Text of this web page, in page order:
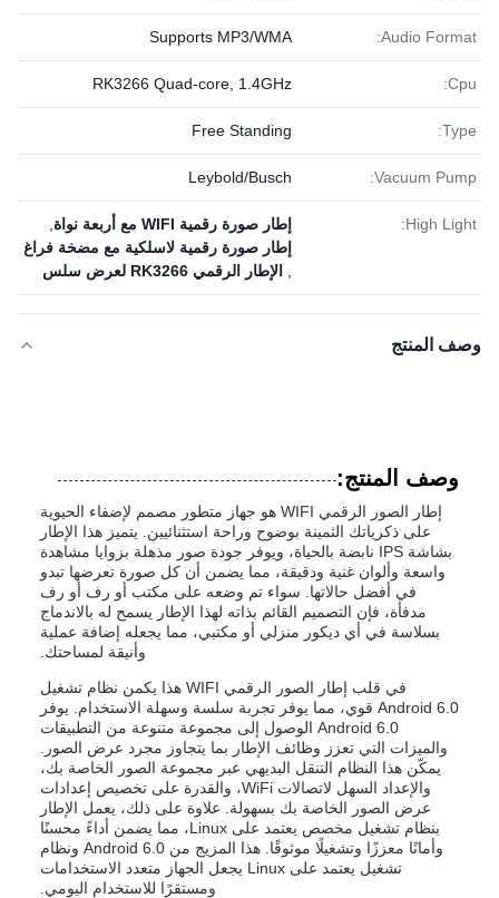
Audio Format:
Supports MP3/WMA
Cpu:
RK3266 Quad-core, 1.4GHz
Type:
Free Standing
Vacuum Pump:
Leybold/Busch
High Light: إطار صورة رقمية WIFI مع أربعة نواة
إطار صورة رقمية لاسلكية مع مضخة فراغ
الإطار الرقمي RK3266 لعرض سلس
وصف المنتج
وصف المنتج:
إطار الصور الرقمي WIFI هو جهاز متطور مصمم لإضفاء الحيوية
على ذكرياتك الثمينة بوضوح وراحة استثنائيين. يتميز هذا الإطار
بشاشة IPS نابضة بالحياة، ويوفر جودة صور مذهلة بزوايا مشاهدة
واسعة وألوان غنية ودقيقة، مما يضمن أن كل صورة تعرضها تبدو
في أفضل حالاتها. سواء تم وضعه على مكتب أو رف أو رف
مدفأة، فإن التصميم القائم بذاته لهذا الإطار يسمح له بالاندماج
بسلاسة في أي ديكور منزلي أو مكتبي، مما يجعله إضافة عملية
وأنيقة لمساحتك.
في قلب إطار الصور الرقمي WIFI هذا يكمن نظام تشغيل
Android 6.0 قوي، مما يوفر تجربة سلسة وسهلة الاستخدام. يوفر
Android 6.0 الوصول إلى مجموعة متنوعة من التطبيقات
والميزات التي تعزز وظائف الإطار بما يتجاوز مجرد عرض الصور.
يمكّن هذا النظام التنقل البديهي عبر مجموعة الصور الخاصة بك،
والإعداد السهل لاتصالات WiFi، والقدرة على تخصيص إعدادات
عرض الصور الخاصة بك بسهولة. علاوة على ذلك، يعمل الإطار
بنظام تشغيل مخصص يعتمد على Linux، مما يضمن أداءً محسنًا
وأمانًا معززًا وتشغيلًا موثوقًا. هذا المزيج من Android 6.0 ونظام
تشغيل يعتمد على Linux يجعل الجهاز متعدد الاستخدامات
ومستقرًا للاستخدام اليومي.